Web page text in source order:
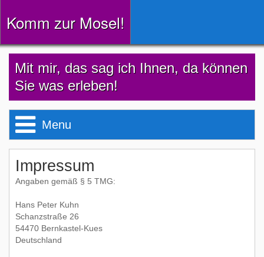
Komm zur Mosel!
Mit mir, das sag ich Ihnen, da können
Sie was erleben!
Menu
Willkommen!
Busbegleitungen
Nachtwächtertouren
Impressum
Angaben gemäß § 5 TMG:
Hans Peter Kuhn
Schanzstraße 26
54470 Bernkastel-Kues
Deutschland